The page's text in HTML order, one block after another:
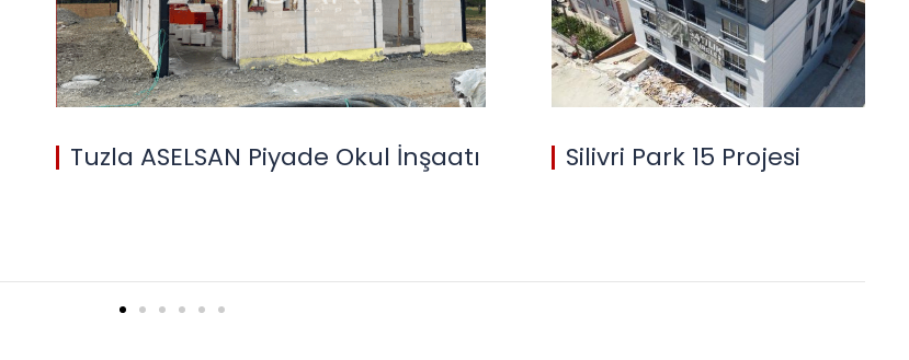
Silivri Park 15 Projesi Silivri Karatas Kentsel